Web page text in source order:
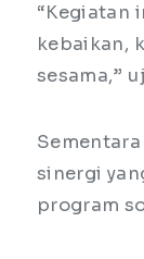
“Kegiatan
kebaikan,
sesama,”
sinergi
program